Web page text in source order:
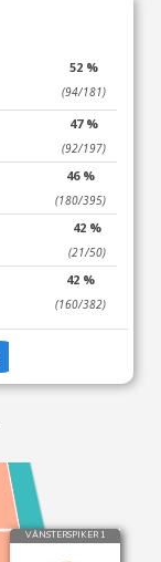
52 %
(94/181)
47 %
(92/197)
46 %
(180/395)
42 %
(21/50)
42 %
(160/382)
VÄNSTERSPIKER 1